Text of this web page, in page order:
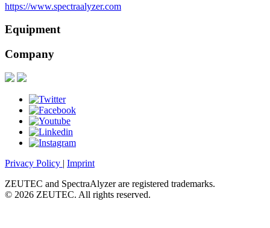
https://www.spectraalyzer.com
Equipment
Company
Privacy Policy | Imprint
ZEUTEC and SpectraAlyzer are registered trademarks.
© 2026 ZEUTEC. All rights reserved.